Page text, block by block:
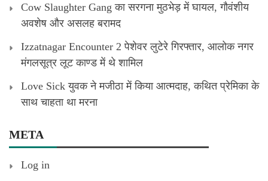
Cow Slaughter Gang का सरगना मुठभेड़ में घायल, गौवंशीय
अवशेष और असलह बरामद
Izzatnagar Encounter 2 पेशेवर लुटेरे गिरफ्तार, आलोक नगर
मंगलसूत्र लूट काण्‍ड में थे शामिल
Love Sick युवक ने मजीठा में किया आत्मदाह, कथित प्रेमिका के
साथ चाहता था मरना
META
Log in